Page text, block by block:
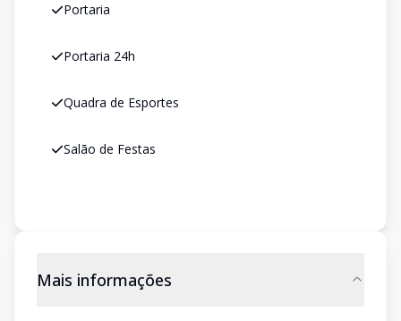
Portaria
Portaria 24h
Quadra de Esportes
Salão de Festas
Mais informações